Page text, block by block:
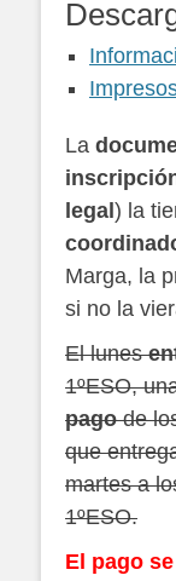
La
legal ) la
Marga, la
si no la
El lunes
1ºESO,
pagode
que
martes a
1ºESO.
El pago